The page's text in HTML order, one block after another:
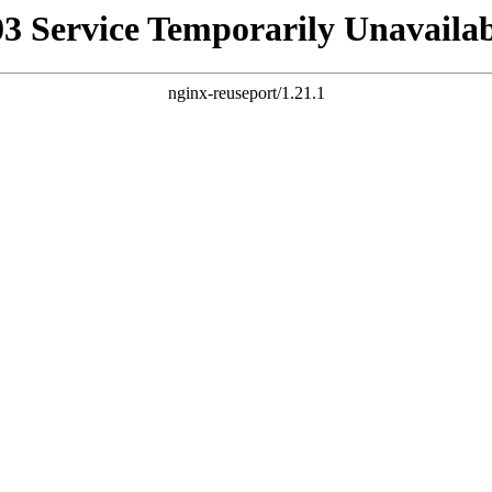
Service Temporarily
nginx-reuseport/1.21.1